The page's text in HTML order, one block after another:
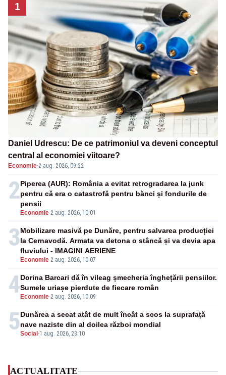
1
Daniel Udrescu: De ce patrimoniul va deveni conceptul
central al economiei viitoare?
Economie·2 aug. 2026, 09:22
2
Economie-2 aug. 2026, 10:01
Piperea (AUR): România a evitat retrogradarea la junk
pentru că era o catastrofă pentru bănci și fondurile de
pensii
3
Economie-2 aug. 2026, 10:07
Mobilizare masivă pe Dunăre, pentru salvarea producției
la Cernavodă. Armata va detona o stâncă și va devia apa
fluviului - IMAGINI AERIENE
4 Economie-2 aug. 2026, 10:09
Dorina Barcari dă în vileag șmecheria înghețării pensiilor.
Sumele uriașe pierdute de fiecare român
5Social -1 aug. 2026, 23:10
Dunărea a secat atât de mult încât a scos la suprafață
nave naziste din al doilea război mondial
ACTUALITATE